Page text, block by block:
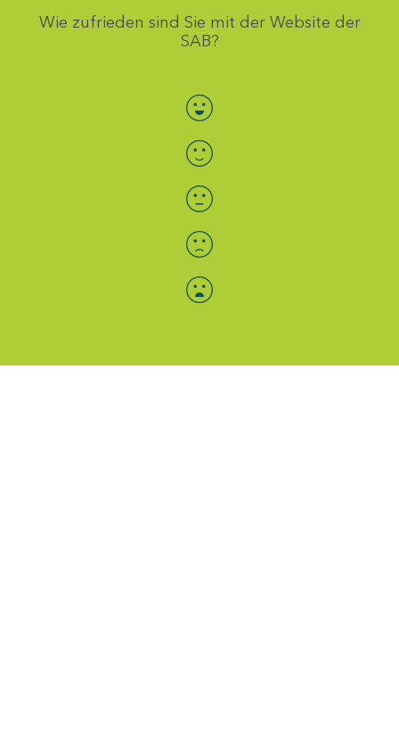
Wie zufrieden sind Sie mit der Website der
SAB?
Bewertung auswählen